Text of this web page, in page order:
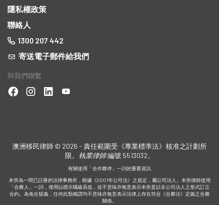
隱私權政策
聯絡人
1300 207 442
寄送電子郵件給我們
與我們聯繫
澳洲移民律師 © 2026 - 責任範圍受《專業標準法》核准之計劃所
限。執業律師編號 5513032。
有關使用「合作夥伴」一詞的重要資訊
本所為一間已註冊的法律事務所，根據《2001年公司法》之規定，屬公司法人。本所律師使用
「合夥人」一詞，僅用以標示職級高低，並不意味亦無意表示本所是以非公司法人之形式訂立
合約。為免生疑義，任何此類稱謂均不意味亦無意表示法律上存在符合《合夥法》定義之合夥
關係。